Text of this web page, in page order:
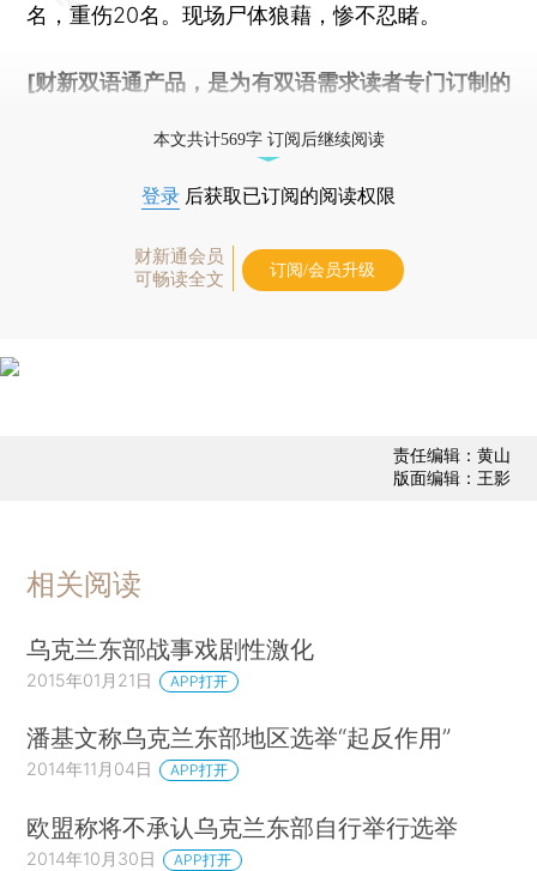
名，重伤20名。现场尸体狼藉，惨不忍睹。
[财新双语通产品，是为有双语需求读者专门订制的
本文共计569字 订阅后继续阅读
登录 后获取已订阅的阅读权限
财新通会员
可畅读全文
订阅/会员升级
责任编辑：黄山
版面编辑：王影
相关阅读
乌克兰东部战事戏剧性激化
2015年01月21日 APP打开
潘基文称乌克兰东部地区选举“起反作用”
2014年11月04日 APP打开
欧盟称将不承认乌克兰东部自行举行选举
2014年10月30日 APP打开